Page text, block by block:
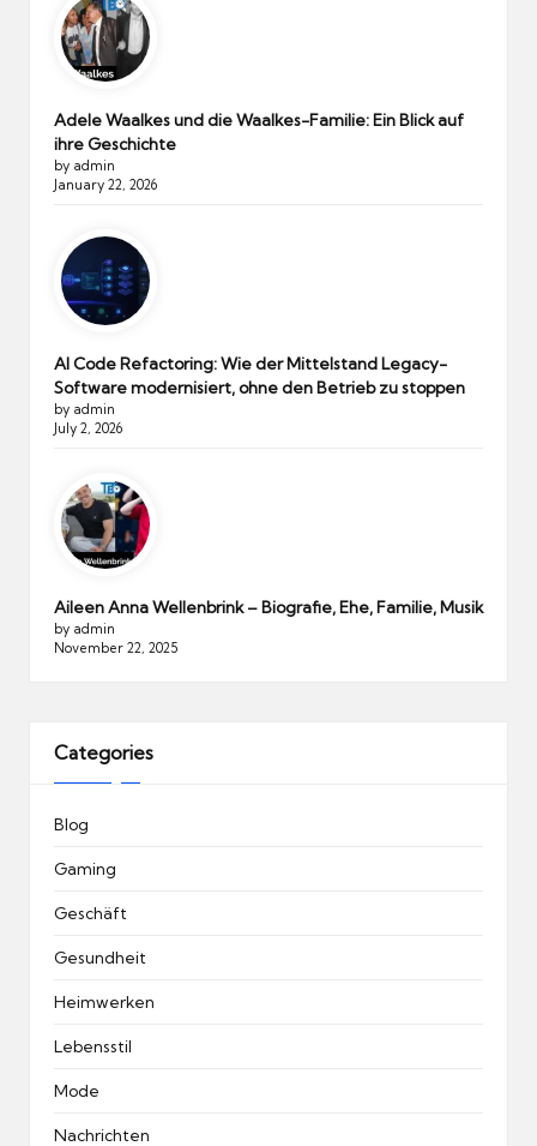
Adele Waalkes und die Waalkes-Familie: Ein Blick auf
ihre Geschichte
by admin
January 22, 2026
AI Code Refactoring: Wie der Mittelstand Legacy-
Software modernisiert, ohne den Betrieb zu stoppen
by admin
July 2, 2026
Aileen Anna Wellenbrink – Biografie, Ehe, Familie, Musik
by admin
November 22, 2025
Categories
Blog
Gaming
Geschäft
Gesundheit
Heimwerken
Lebensstil
Mode
Nachrichten